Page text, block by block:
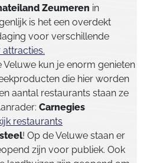
Zeumeren in
is het een overdekt
voor verschillende
attracties.
Veluwe kun je enorm genieten
die hier worden
aantal restaurants staan ze
Carnegies
restaurants
! Op de Veluwe staan er
zijn voor publiek. Ook